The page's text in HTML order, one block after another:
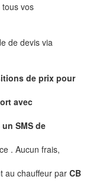
vos
de devis via
de prix pour
avec
SMS de
. Aucun frais,
au chauffeur par CB